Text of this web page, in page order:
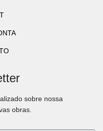
sobre nossa
obras.